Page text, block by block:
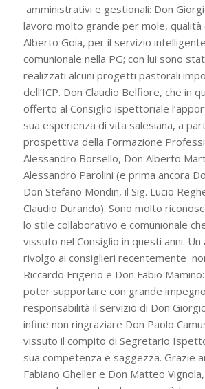
amministrativi e gestionali: Don
lavoro molto grande per mole, qualità
Alberto Goia, per il servizio
comunionale nella PG; con lui sono
realizzati alcuni progetti pastorali
dell’ICP. Don Claudio Belfiore, che in
offerto al Consiglio ispettoriale
sua esperienza di vita salesiana, a
prospettiva della Formazione
Alessandro Borsello, Don Alberto
Alessandro Parolini (e prima ancora
Don Stefano Mondin, il Sig. Lucio
Claudio Durando). Sono molto
lo stile collaborativo e comunionale
vissuto nel Consiglio in questi anni.
rivolgo ai consiglieri recentemente
Riccardo Frigerio e Don Fabio
poter supportare con grande
responsabilità il servizio di Don
infine non ringraziare Don Paolo
vissuto il compito di Segretario
sua competenza e saggezza. Grazie
Fabiano Gheller e Don Matteo